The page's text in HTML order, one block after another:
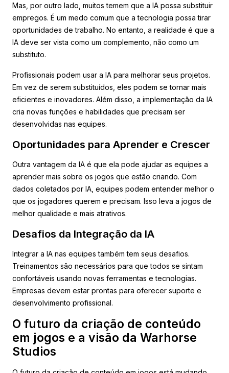
Mas, por outro lado, muitos temem que a IA possa substituir
empregos. É um medo comum que a tecnologia possa tirar
oportunidades de trabalho. No entanto, a realidade é que a
IA deve ser vista como um complemento, não como um
substituto.
Profissionais podem usar a IA para melhorar seus projetos.
Em vez de serem substituídos, eles podem se tornar mais
eficientes e inovadores. Além disso, a implementação da IA
cria novas funções e habilidades que precisam ser
desenvolvidas nas equipes.
Oportunidades para Aprender e Crescer
Outra vantagem da IA é que ela pode ajudar as equipes a
aprender mais sobre os jogos que estão criando. Com
dados coletados por IA, equipes podem entender melhor o
que os jogadores querem e precisam. Isso leva a jogos de
melhor qualidade e mais atrativos.
Desafios da Integração da IA
Integrar a IA nas equipes também tem seus desafios.
Treinamentos são necessários para que todos se sintam
confortáveis usando novas ferramentas e tecnologias.
Empresas devem estar prontas para oferecer suporte e
desenvolvimento profissional.
O futuro da criação de conteúdo
em jogos e a visão da Warhorse
Studios